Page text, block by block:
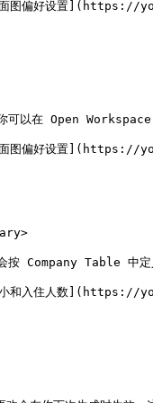
图偏好设置](https://
在 Open Workspace
图偏好设置](https://
按 Company Table 中定
和入住人数](https://